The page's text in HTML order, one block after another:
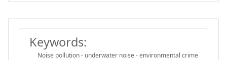
Keywords:
Noise pollution - underwater noise - environmental crime